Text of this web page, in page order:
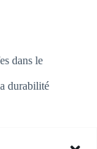
dans le
durabilité